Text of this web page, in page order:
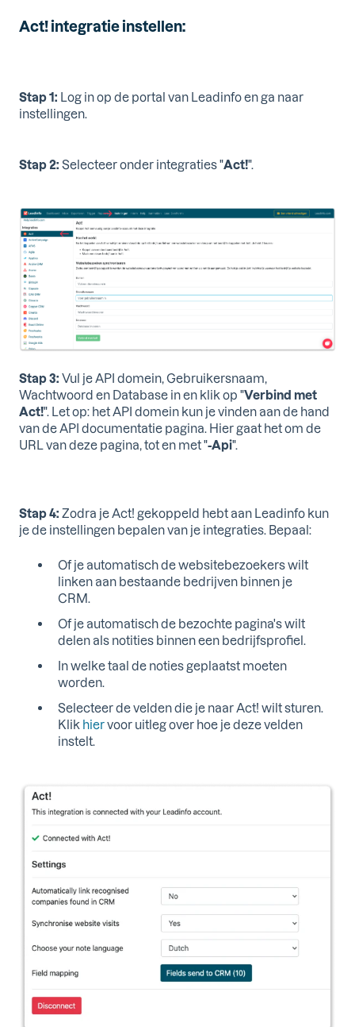
Act! integratie instellen:
Stap 1: Log in op de portal van Leadinfo en ga naar
instellingen.
Stap 2: Selecteer onder integraties "Act!".
Stap 3: Vul je API domein, Gebruikersnaam,
Wachtwoord en Database in en klik op "Verbind met
Act!". Let op: het API domein kun je vinden aan de hand
van de API documentatie pagina. Hier gaat het om de
URL van deze pagina, tot en met "-Api".
Stap 4: Zodra je Act! gekoppeld hebt aan Leadinfo kun
je de instellingen bepalen van je integraties. Bepaal:
Of je automatisch de websitebezoekers wilt
linken aan bestaande bedrijven binnen je
CRM.
Of je automatisch de bezochte pagina's wilt
delen als notities binnen een bedrijfsprofiel.
In welke taal de noties geplaatst moeten
worden.
Selecteer de velden die je naar Act! wilt sturen.
Klik hiervoor uitleg over hoe je deze velden
instelt.